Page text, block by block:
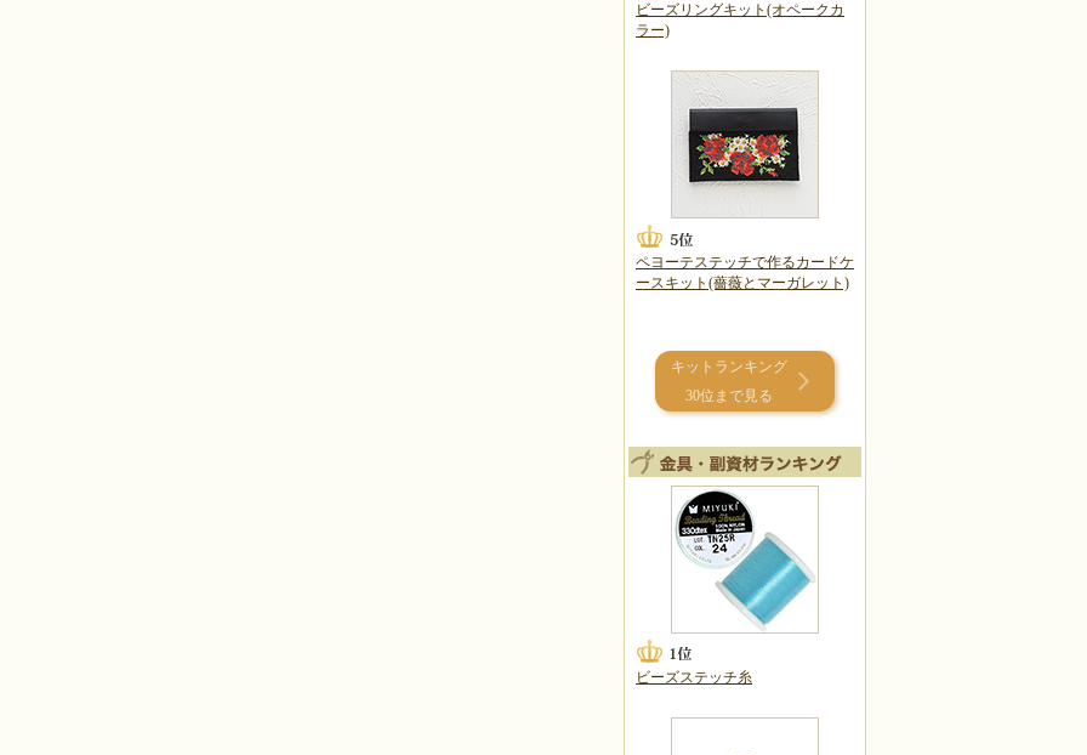
ビーズリングキット(オペークカ
ラー)
ペヨーテステッチで作るカードケ
ースキット(薔薇とマーガレット)
キットランキング
30位まで見る
ビーズステッチ糸